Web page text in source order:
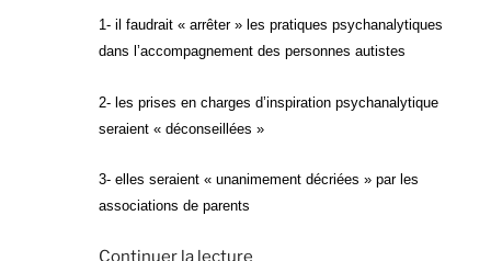
1- il faudrait « arrêter » les pratiques psychanalytiques
dans l’accompagnement des personnes autistes
2- les prises en charges d’inspiration psychanalytique
seraient « déconseillées »
3- elles seraient « unanimement décriées » par les
associations de parents
Continuer la lecture